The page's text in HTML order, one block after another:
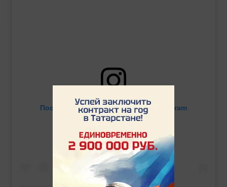
Посмотреть эту публикацию в Instagram